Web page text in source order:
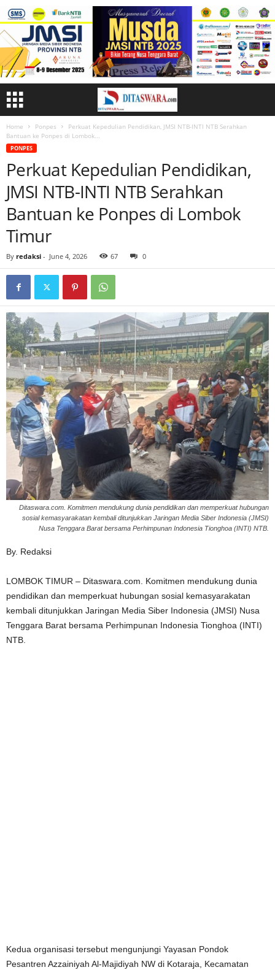
Home Ponpes
Perkuat Kepedulian Pendidikan, JMSI NTB-INTI NTB Serahkan
Bantuan ke Ponpes di Lombok...
PONPES
Perkuat Kepedulian Pendidikan,
JMSI NTB-INTI NTB Serahkan
Bantuan ke Ponpes di Lombok
Timur
By redaksi - June 4, 2026 67 0
Ditaswara.com. Komitmen mendukung dunia pendidikan dan memperkuat hubungan
sosial kemasyarakatan kembali ditunjukkan Jaringan Media Siber Indonesia (JMSI)
Nusa Tenggara Barat bersama Perhimpunan Indonesia Tionghoa (INTI) NTB.
By. Redaksi
LOMBOK TIMUR – Ditaswara.com. Komitmen mendukung dunia
pendidikan dan memperkuat hubungan sosial kemasyarakatan
kembali ditunjukkan Jaringan Media Siber Indonesia (JMSI) Nusa
Tenggara Barat bersama Perhimpunan Indonesia Tionghoa (INTI)
NTB.
Kedua organisasi tersebut mengunjungi Yayasan Pondok
Pesantren Azzainiyah Al-Majidiyah NW di Kotaraja, Kecamatan